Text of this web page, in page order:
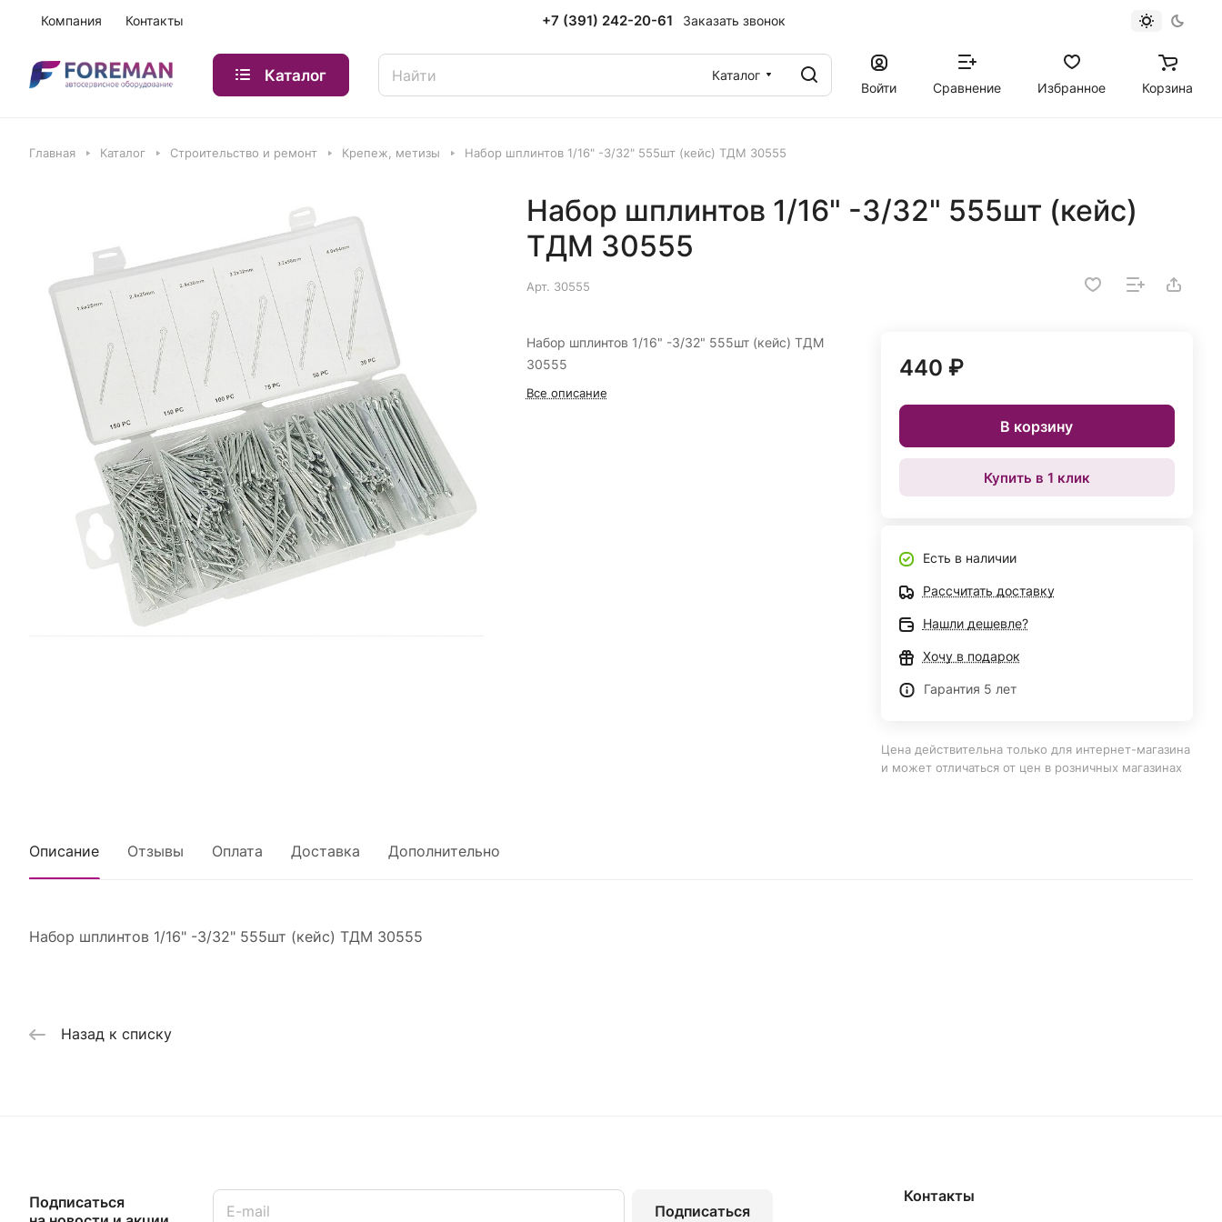
Компания Контакты +7 (391) 242-20-61 Заказать звонок
Каталог
Каталог
Войти
Сравнение Избранное Корзина
Главная Каталог Строительство и ремонт Крепеж, метизы Набор шплинтов 1/16" -3/32" 555шт (кейс) ТДМ 30555
Набор шплинтов 1/16" -3/32" 555шт (кейс)
ТДМ 30555
Арт. 30555
Набор шплинтов 1/16" -3/32" 555шт (кейс) ТДМ
30555
Все описание
440 ₽
В корзину
Купить в 1 клик
Есть в наличии
Рассчитать доставку
Нашли дешевле?
Хочу в подарок
Гарантия 5 лет
Цена действительна только для интернет-магазина
и может отличаться от цен в розничных магазинах
Описание Отзывы Оплата Доставка Дополнительно
Набор шплинтов 1/16" -3/32" 555шт (кейс) ТДМ 30555
Назад к списку
Подписаться
Подписаться
Контакты